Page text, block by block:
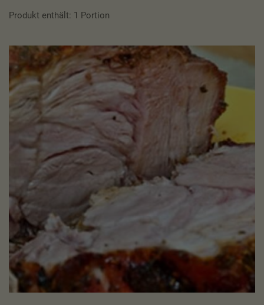
Produkt enthält: 1 Portion